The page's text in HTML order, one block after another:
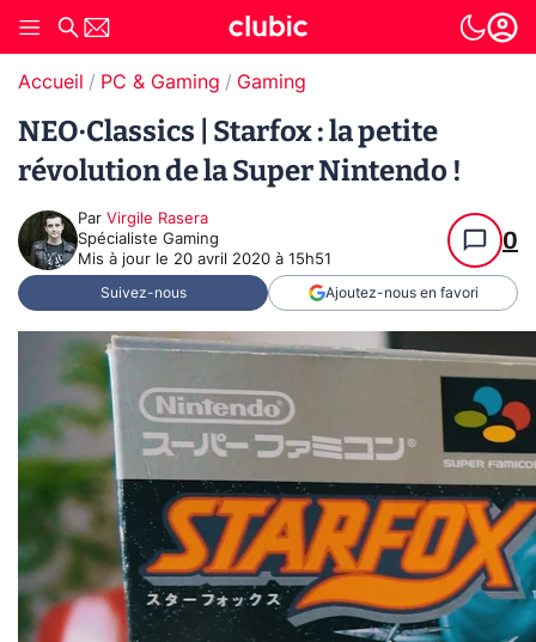
Accueil PC & Gaming Gaming
NEO·Classics | Starfox : la petite
révolution de la Super Nintendo !
Par Virgile Rasera
Spécialiste Gaming
Mis à jour le 20 avril 2020 à 15h51
0
Suivez-nous Ajoutez-nous en favori